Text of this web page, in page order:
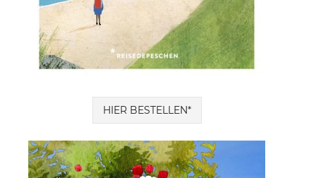
HIER BESTELLEN*